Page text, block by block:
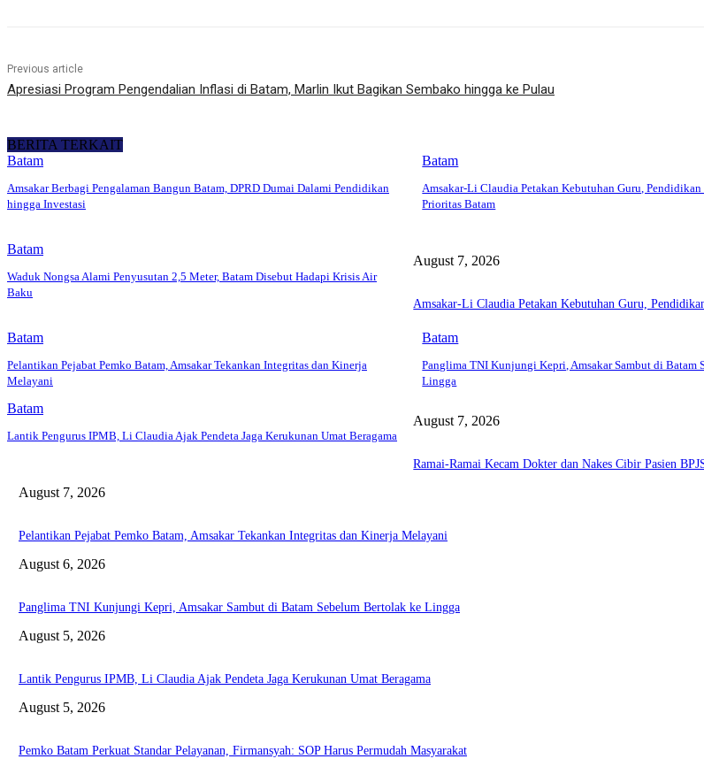
Previous article
Apresiasi Program Pengendalian Inflasi di Batam, Marlin Ikut Bagikan Sembako hingga ke Pulau
BERITA TERKAIT
Batam
Amsakar Berbagi Pengalaman Bangun Batam, DPRD Dumai Dalami Pendidikan
hingga Investasi
Batam
Amsakar-Li Claudia Petakan Kebutuhan Guru,
Prioritas Batam
Batam
Waduk Nongsa Alami Penyusutan 2,5 Meter, Batam Disebut Hadapi Krisis Air
Baku
Batam
Pelantikan Pejabat Pemko Batam, Amsakar Tekankan Integritas dan Kinerja
Melayani
Batam
Panglima TNI Kunjungi Kepri, Amsakar Sambut di Batam
Lingga
Batam
Lantik Pengurus IPMB, Li Claudia Ajak Pendeta Jaga Kerukunan Umat Beragama
August 7, 2026
Amsakar-Li Claudia Petakan Kebutuhan Guru,
August 7, 2026
Ramai-Ramai Kecam Dokter dan Nakes Cibir Pasien
August 7, 2026
Pelantikan Pejabat Pemko Batam, Amsakar Tekankan Integritas dan Kinerja Melayani
August 6, 2026
Panglima TNI Kunjungi Kepri, Amsakar Sambut di Batam Sebelum Bertolak ke Lingga
August 5, 2026
Lantik Pengurus IPMB, Li Claudia Ajak Pendeta Jaga Kerukunan Umat Beragama
August 5, 2026
Pemko Batam Perkuat Standar Pelayanan, Firmansyah: SOP Harus Permudah Masyarakat